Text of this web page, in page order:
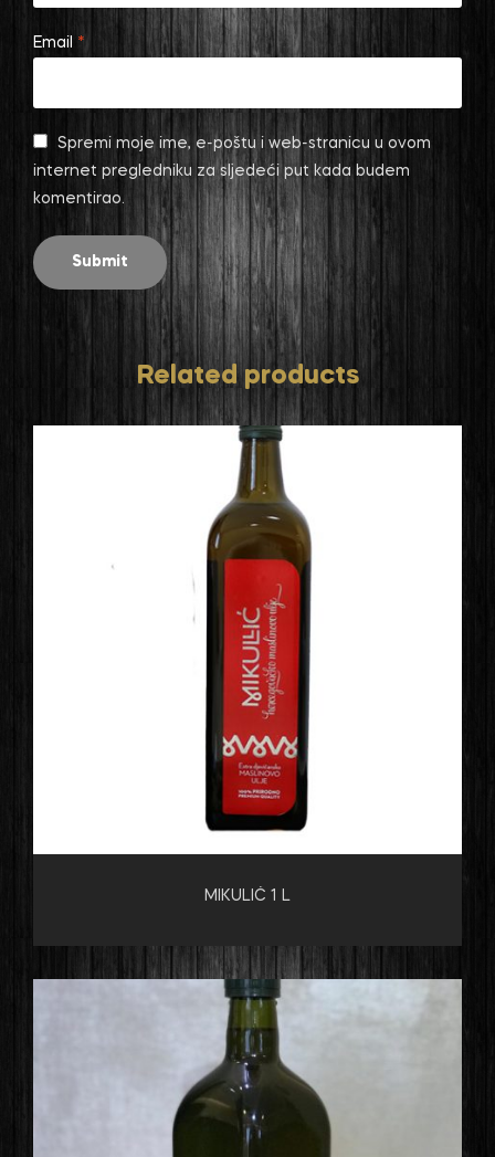
Email *
Spremi moje ime, e-poštu i web-stranicu u ovom
internet pregledniku za sljedeći put kada budem
komentirao.
Related products
MIKULIĆ 1 L